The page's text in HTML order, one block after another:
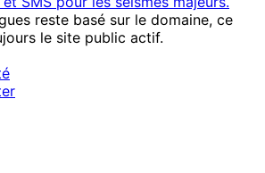
reste basé sur le domaine, ce
le site public actif.